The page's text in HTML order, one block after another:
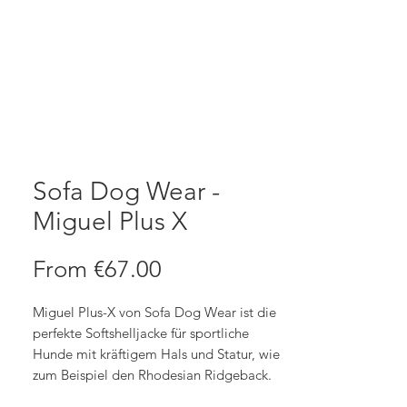
Sofa Dog Wear -
Miguel Plus X
From €67.00
Miguel Plus-X von Sofa Dog Wear ist die
perfekte Softshelljacke für sportliche
Hunde mit kräftigem Hals und Statur, wie
zum Beispiel den Rhodesian Ridgeback.